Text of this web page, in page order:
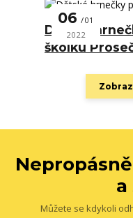
06 01
2022
Dětské
školku
a
Můžete se kdykoli